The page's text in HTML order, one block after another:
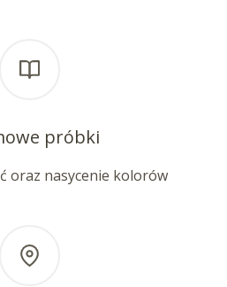
próbki
oraz nasycenie kolorów